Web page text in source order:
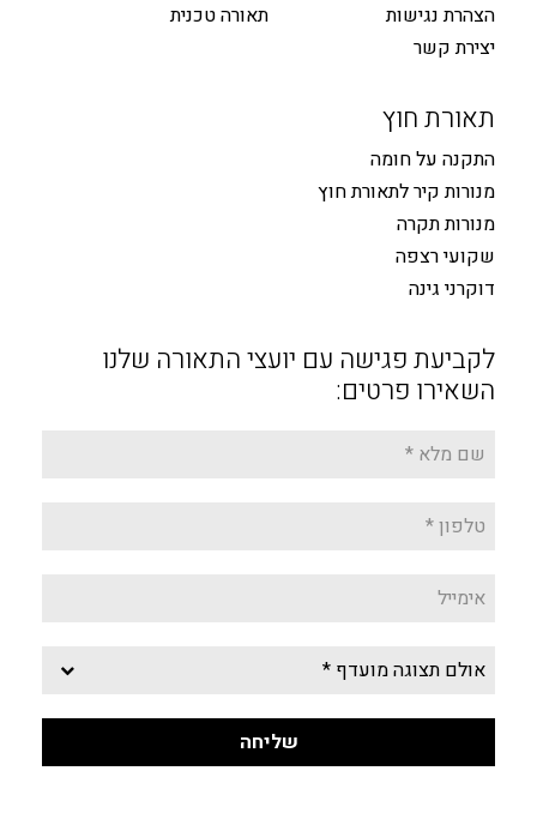
הצהרת נגישות
יצירת קשר
תאורה טכנית
תאורת חוץ
התקנה על חומה
מנורות קיר לתאורת חוץ
מנורות תקרה
שקועי רצפה
דוקרני גינה
לקביעת פגישה עם יועצי התאורה שלנו
השאירו פרטים: